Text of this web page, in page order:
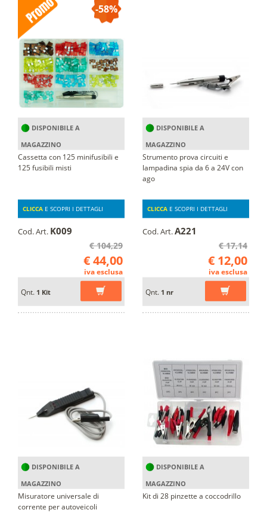
-58%
DISPONIBILE A
MAGAZZINO
Cassetta con 125 minifusibili e
125 fusibili misti
CLICCA E SCOPRI I DETTAGLI
Cod. Art. K009
€ 104,29
€ 44,00
iva esclusa
Qnt. 1 Kit
DISPONIBILE A
MAGAZZINO
Strumento prova circuiti e
lampadina spia da 6 a 24V con
ago
CLICCA E SCOPRI I DETTAGLI
Cod. Art.A221
€ 17,14
€ 12,00
iva esclusa
Qnt. 1 nr
DISPONIBILE A
MAGAZZINO
Misuratore universale di
corrente per autoveicoli
DISPONIBILE A
MAGAZZINO
Kit di 28 pinzette a coccodrillo